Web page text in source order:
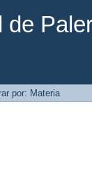
de
por: Materia